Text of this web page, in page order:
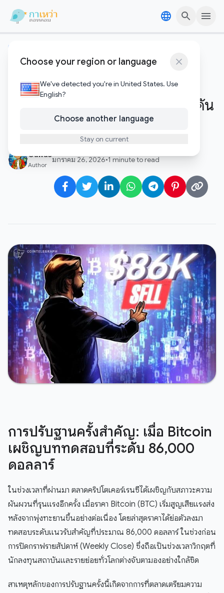
Choose your region or language
We've detected you're in United States. Use
English?
Choose another language
Stay on current
คริปโตและบล๊อคเชน
เจาะลึก Bitcoin ร่วงแตะระดับ
$86,000: สัญญาณปรับฐานแรง
ก่อนปิดสัปดาห์ ท่ามกลางแรงกดดัน
จากตลาดฟิวเจอร์สสหรัฐฯ
Gawao
Author
มกราคม 26, 2026•1 minute to read
การปรับฐานครั้งสำคัญ: เมื่อ Bitcoin
เผชิญบททดสอบที่ระดับ 86,000
ดอลลาร์
ในช่วงเวลาที่ผ่านมา ตลาดคริปโตเคอร์เรนซีได้เผชิญกับสภาวะความ
ผันผวนที่รุนแรงอีกครั้ง เมื่อราคา Bitcoin (BTC) เริ่มสูญเสียแรงส่ง
หลังจากพุ่งทะยานขึ้นอย่างต่อเนื่อง โดยล่าสุดราคาได้ย่อตัวลงมา
ทดสอบระดับแนวรับสำคัญที่ประมาณ 86,000 ดอลลาร์ ในช่วงก่อน
การปิดกราฟรายสัปดาห์ (Weekly Close) ซึ่งถือเป็นช่วงเวลาวิกฤตที่
นักลงทุนสถาบันและรายย่อยทั่วโลกต่างจับตามองอย่างใกล้ชิด
สาเหตุหลักของการปรับฐานครั้งนี้เกิดจากการที่ตลาดเตรียมความ